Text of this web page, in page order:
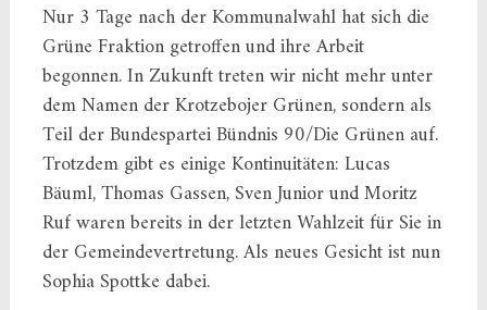
Nur 3 Tage nach der Kommunalwahl hat sich die
Grüne Fraktion getroffen und ihre Arbeit
begonnen. In Zukunft treten wir nicht mehr unter
dem Namen der Krotzebojer Grünen, sondern als
Teil der Bundespartei Bündnis 90/Die Grünen auf.
Trotzdem gibt es einige Kontinuitäten: Lucas
Bäuml, Thomas Gassen, Sven Junior und Moritz
Ruf waren bereits in der letzten Wahlzeit für Sie in
der Gemeindevertretung. Als neues Gesicht ist nun
Sophia Spottke dabei.